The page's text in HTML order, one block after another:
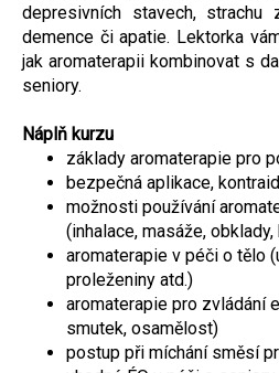
depresivních stavech, strachu
demence či apatie. Lektorka
jak aromaterapii kombinovat s
seniory.
Náplň kurzu
základy aromaterapie pro
bezpečná aplikace,
možnosti používání
(inhalace, masáže,
aromaterapie v péči o tělo
proleženiny atd.)
aromaterapie pro zvládání
smutek, osamělost)
postup při míchání směsí